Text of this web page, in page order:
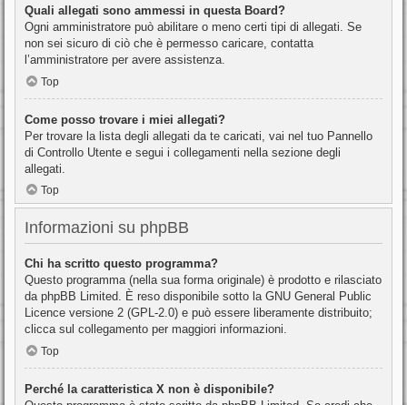
Quali allegati sono ammessi in questa Board?
Ogni amministratore può abilitare o meno certi tipi di allegati. Se
non sei sicuro di ciò che è permesso caricare, contatta
l’amministratore per avere assistenza.
Top
Come posso trovare i miei allegati?
Per trovare la lista degli allegati da te caricati, vai nel tuo Pannello
di Controllo Utente e segui i collegamenti nella sezione degli
allegati.
Top
Informazioni su phpBB
Chi ha scritto questo programma?
Questo programma (nella sua forma originale) è prodotto e rilasciato
da phpBB Limited. È reso disponibile sotto la GNU General Public
Licence versione 2 (GPL-2.0) e può essere liberamente distribuito;
clicca sul collegamento per maggiori informazioni.
Top
Perché la caratteristica X non è disponibile?